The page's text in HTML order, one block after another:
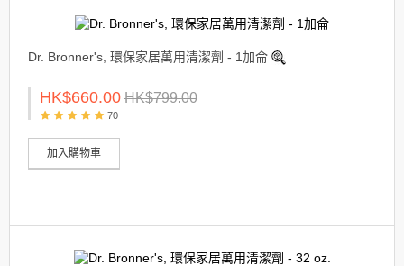
Dr. Bronner's, 環保家居萬用清潔劑 - 1加侖
HK$660.00 HK$799.00
70
加入購物車